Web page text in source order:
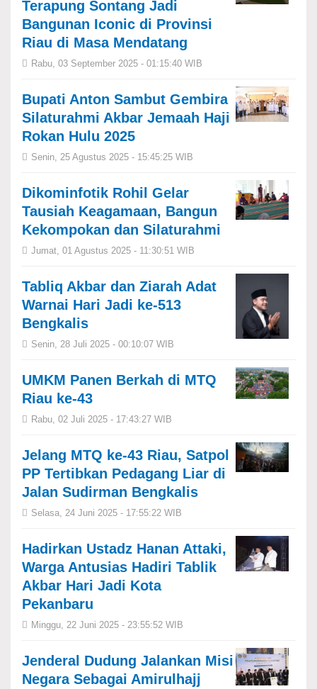
Terapung Sontang Jadi
Bangunan Iconic di Provinsi
Riau di Masa Mendatang
Rabu, 03 September 2025 - 01:15:40 WIB
Bupati Anton Sambut Gembira
Silaturahmi Akbar Jemaah Haji
Rokan Hulu 2025
Senin, 25 Agustus 2025 - 15:45:25 WIB
Dikominfotik Rohil Gelar
Tausiah Keagamaan, Bangun
Kekompokan dan Silaturahmi
Jumat, 01 Agustus 2025 - 11:30:51 WIB
Tabliq Akbar dan Ziarah Adat
Warnai Hari Jadi ke-513
Bengkalis
Senin, 28 Juli 2025 - 00:10:07 WIB
UMKM Panen Berkah di MTQ
Riau ke-43
Rabu, 02 Juli 2025 - 17:43:27 WIB
Jelang MTQ ke-43 Riau, Satpol
PP Tertibkan Pedagang Liar di
Jalan Sudirman Bengkalis
Selasa, 24 Juni 2025 - 17:55:22 WIB
Hadirkan Ustadz Hanan Attaki,
Warga Antusias Hadiri Tablik
Akbar Hari Jadi Kota
Pekanbaru
Minggu, 22 Juni 2025 - 23:55:52 WIB
Jenderal Dudung Jalankan Misi
Negara Sebagai Amirulhajj